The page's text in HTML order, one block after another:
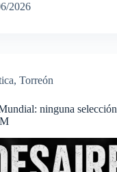
2026
, Torreón
ninguna selección